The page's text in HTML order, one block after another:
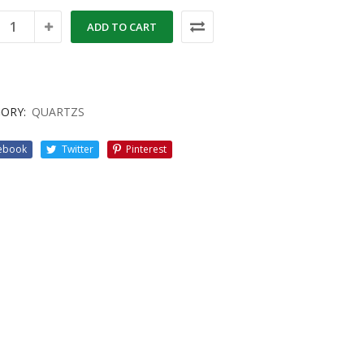
ADD TO CART
QUARTZS
Twitter Pinterest